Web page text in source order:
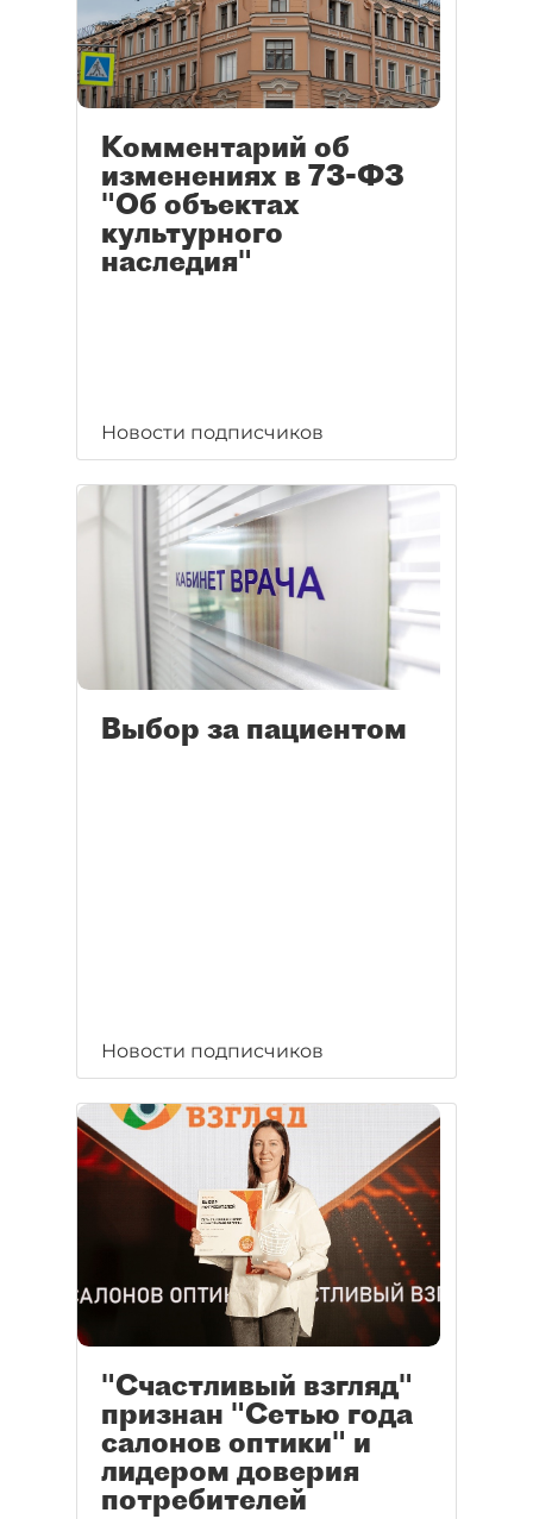
Комментарий об
изменениях в 73-ФЗ
"Об объектах
культурного
наследия"
Новости подписчиков
Выбор за пациентом
Новости подписчиков
"Счастливый взгляд"
признан "Сетью года
салонов оптики" и
лидером доверия
потребителей